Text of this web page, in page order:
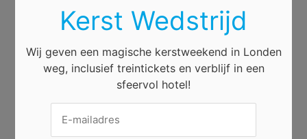
Kerst Wedstrijd
Wij geven een magische kerstweekend in Londen
weg, inclusief treintickets en verblijf in een
sfeervol hotel!